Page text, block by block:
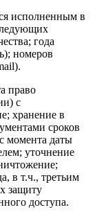
исполненным в
года
номеров
право
с
хранение в
сроков
момента даты
уточнение
в т.ч., третьим
защиту
доступа.